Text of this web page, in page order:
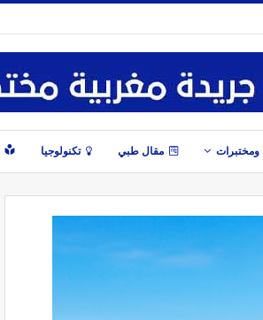
ومختبرات مقال طبي تكنولوجيا